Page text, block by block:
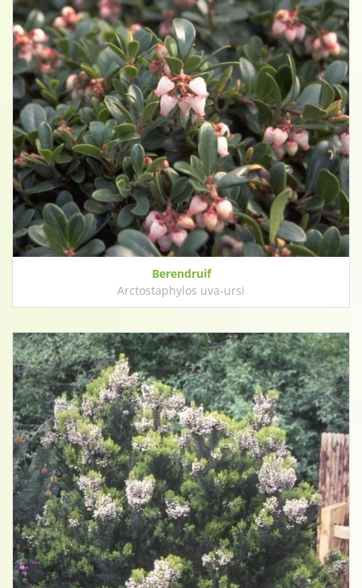
Berendruif
Arctostaphylos uva-ursi